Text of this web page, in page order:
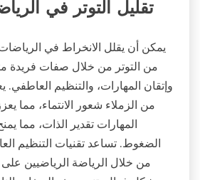
تقليل التوتر في
يمكن أن يقلل الانخراط في
من التوتر من خلال صفات فريدة
وإتقان المهارات، والتنظيم العاطفي.
من الزملاء شعور الانتماء، مما
المهارات تقدير الذات، مما
الضغوط. تساعد تقنيات التنظيم
من خلال الرياضة الرياضيين على